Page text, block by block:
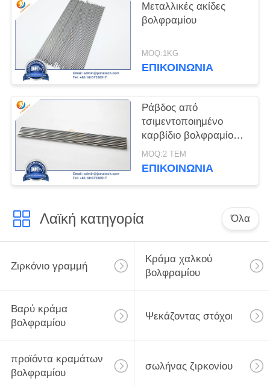
Μεταλλικές ακίδες
βολφραμίου
MOQ:1KG
ΕΠΙΚΟΙΝΩΝΊΑ
Ράβδος από
τσιμεντοποιημένο
καρβίδιο βολφραμίου
YG8
MOQ:2 ΤΕΜ
ΕΠΙΚΟΙΝΩΝΊΑ
Λαϊκή κατηγορία Όλα
Ζιρκόνιο γραμμή
Κράμα χαλκού
βολφραμίου
Βαρύ κράμα
βολφραμίου
Ψεκάζοντας στόχοι
προϊόντα κραμάτων
βολφραμίου
σωλήνας ζιρκονίου